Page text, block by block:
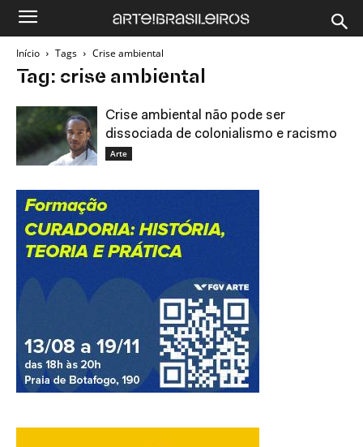
Início Tags Crise ambiental
Tag: crise ambiental
Crise ambiental não pode ser
dissociada de colonialismo e racismo
Arte